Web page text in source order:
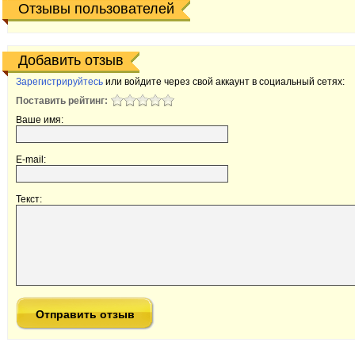
Отзывы пользователей
Добавить отзыв
Зарегистрируйтесь или войдите через свой аккаунт в социальный сетях:
Поставить рейтинг:
Ваше имя:
E-mail:
Текст: